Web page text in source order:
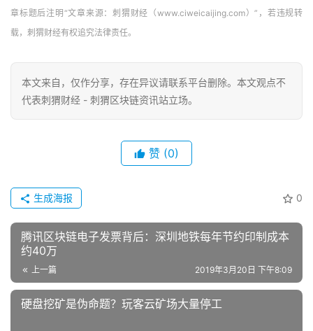
章标题后注明“文章来源：刺猬财经（www.ciweicaijing.com）”，若违规转
载，刺猬财经有权追究法律责任。
本文来自 ，仅作分享，存在异议请联系平台删除。本文观点不
代表刺猬财经 - 刺猬区块链资讯站立场。
赞 (0)
0
生成海报
腾讯区块链电子发票背后：深圳地铁每年节约印制成本
约40万
上一篇 2019年3月20日 下午8:09
硬盘挖矿是伪命题？玩客云矿场大量停工